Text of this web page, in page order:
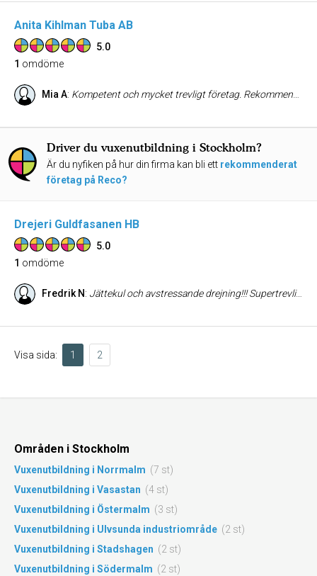
Anita Kihlman Tuba AB
5.0
1 omdöme
Mia A: Kompetent och mycket trevligt företag. Rekommenderas varmt för sin proffsighet. ==== Bemötandet var seriöst och proffsigt. Mycket serviceminded. Tuba AB levererar alltid mer än vad man som kund förväntar sig. Alltid god stämning och förhållningssätt. Kartläggningarna är mycket kostnadseffektiva. Sammanfattningsvis rekommenderas detta företag varmt.
Driver du vuxenutbildning i Stockholm?
Är du nyfiken på hur din firma kan bli ett rekommenderat
företag på Reco?
Drejeri Guldfasanen HB
5.0
1 omdöme
Fredrik N: Jättekul och avstressande drejning!!! Supertrevligt ställe om man vill lära sig dreja eller bara öva. Handledning finns för nybörjare och verkar väldigt bra men jag ville mest ha tillgång till drejmaskin, ugn och en trevlig miljö. Väldigt opretantiöst och bra mot vardagsstressen.
Visa sida: 1 2
Områden i Stockholm
Vuxenutbildning i Norrmalm (7 st)
Vuxenutbildning i Vasastan (4 st)
Vuxenutbildning i Östermalm (3 st)
Vuxenutbildning i Ulvsunda industriområde (2 st)
Vuxenutbildning i Stadshagen (2 st)
Vuxenutbildning i Södermalm (2 st)